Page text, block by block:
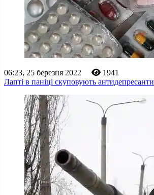
06:23, 25 березня 2022
1941
Лапті в паніці скуповують антидепресанти